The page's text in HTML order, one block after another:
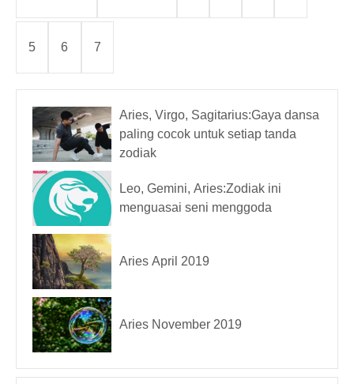
5 6 7
Aries, Virgo, Sagitarius:Gaya dansa
paling cocok untuk setiap tanda
zodiak
Leo, Gemini, Aries:Zodiak ini
menguasai seni menggoda
Aries April 2019
Aries November 2019